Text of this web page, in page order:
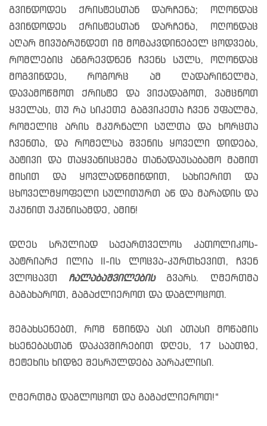
გვინდოდეს ქრისტესთან დარჩენა; ოღონდაც
გვინდოდეს ქრისტესთან დარჩენა, ოღონდაც
აღარ მივუბრუნდეთ იმ მომაკვდინებელ ცოდვებს,
რომლებიც ანგრევდნენ ჩვენს სულს, ოღონდაც
მოგვინდეს, როგორც ამ ღადარინელმა,
დავამოწმოთ ქრისტე და ვიქადაგოთ, ვამცნოთ
ყველას, თუ რა სიკეთე გაგვიკეთა ჩვენ უფალმა,
რომელიც არის მკურნალი სულთა და ხორცთა
ჩვენთა, და რომელსა შვენის ყოველი დიდება,
პატივი და თაყვანისცემა თანადაუსაბამო მამით
მისით და ყოვლადწმინდით, სახიერით და
ცხოველმყოფელი სულითურთ აწ და მარადის და
უკუნით უკუნისამდე, ამინ!
დღეს სრულიად საქართველოს კათოლიკოს-
პატრიარქ ილია II-ის ლოცვა-კურთხევით, ჩვენ
ვლოცავთ ჩალაბაშვილებისგვარს. ღმერთმა
გაგახაროთ, გაგაძლიეროთ და დაგლოცოთ.
შეგახსენებთ, რომ წმინდა ასი ათასი მოწამის
ხსენებასთან დაკავშირებით დღეს, 17 საათზე,
მეტეხის ხიდზე შესრულდება პარაკლისი.
ღმერთმა დაგლოცოთ და გაგაძლიეროთ!“